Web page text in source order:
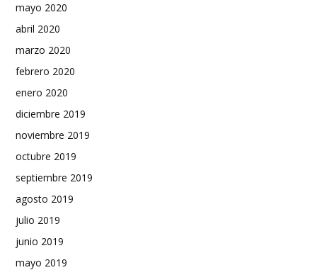
mayo 2020
abril 2020
marzo 2020
febrero 2020
enero 2020
diciembre 2019
noviembre 2019
octubre 2019
septiembre 2019
agosto 2019
julio 2019
junio 2019
mayo 2019